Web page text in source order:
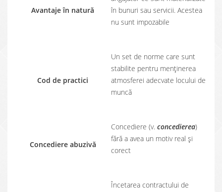
Avantaje în natură
în bunuri sau servicii. Acestea
nu sunt impozabile
Cod de practici
Un set de norme care sunt
stabilite pentru menținerea
atmosferei adecvate locului de
muncă
Concediere abuzivă
Concediere (v. concedierea)
fără a avea un motiv real și
corect
Încetarea contractului de